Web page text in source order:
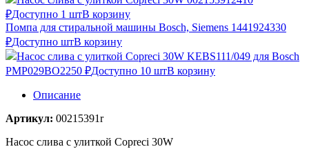
₽Доступно 1 штВ корзину
Помпа для стиральной машины Bosch, Siemens 1441924330
₽Доступно штВ корзину
Насос слива с улиткой Copreci 30W KEBS111/049 для Bosch
PMP029BO2250 ₽Доступно 10 штВ корзину
Описание
Артикул: 00215391r
Насос слива с улиткой Copreci 30W